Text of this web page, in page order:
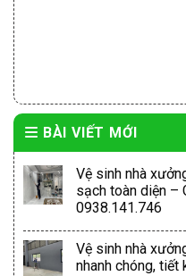
BÀI VIẾT MỚI
Vệ sinh nhà
sạch toàn diện –
0938.141.746
Vệ sinh nhà
nhanh chóng, tiết